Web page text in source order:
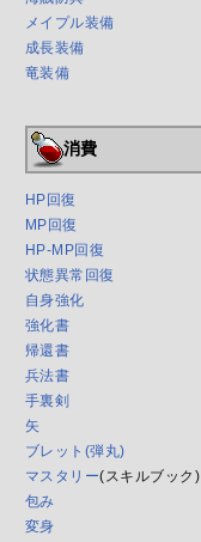
メイプル装備
成長装備
竜装備
消費
HP回復
MP回復
HP-MP回復
状態異常回復
自身強化
強化書
帰還書
兵法書
手裏剣
矢
ブレット(弾丸)
マスタリー(スキルブック)
包み
変身